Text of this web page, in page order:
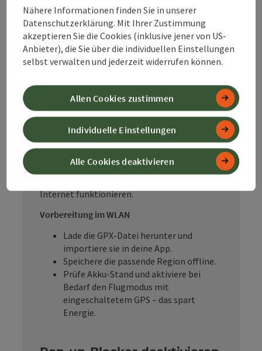
sebaldustour.at– GPX-Download ohne
Registrierung möglich
ausflugstipps.at– verschiedene
Formate wie GPX oder KML verfügbar,
ohne Anmeldung
Plattformen wie Komoot oder Outdooractive
erfordern eine Registrierung.
Offline-Navigation: So bist du
unabhängig unterwegs
Internet funktionieren.
Vorbereitung im WLAN
Lade die GPX-Datei herunter und
importiere sie in deine App.
Speichere die passende Region offline.
Prüfe Akku-Stand und aktiviere bei
Bedarf den Flugmodus mit
eingeschaltetem GPS – das spart
Energie.
Nähere Informationen finden Sie in unserer
Datenschutzerklärung. Mit Ihrer Zustimmung
akzeptieren Sie die Cookies (inklusive jener von US-
Anbieter), die Sie über die individuellen Einstellungen
selbst verwalten und jederzeit widerrufen können.
Alle Cookies deaktivieren
Individuelle Einstellungen
Allen Cookies zustimmen